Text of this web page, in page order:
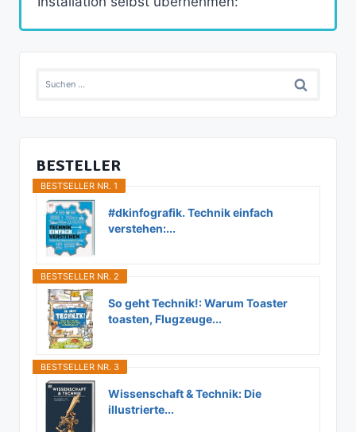
Suchen
BESTELLER
BESTSELLER NR. 1
#dkinfografik. Technik einfach
verstehen:...
BESTSELLER NR. 2
So geht Technik!: Warum Toaster
toasten, Flugzeuge...
BESTSELLER NR. 3
Wissenschaft & Technik: Die
illustrierte...